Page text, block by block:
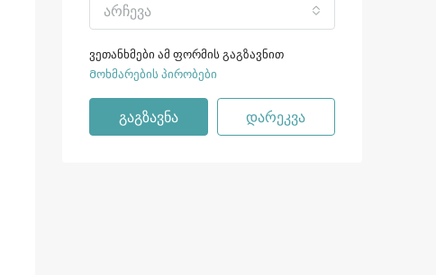
არჩევა
ვეთანხმები ამ ფორმის გაგზავნით
Მოხმარების პირობები
გაგზავნა დარეკვა